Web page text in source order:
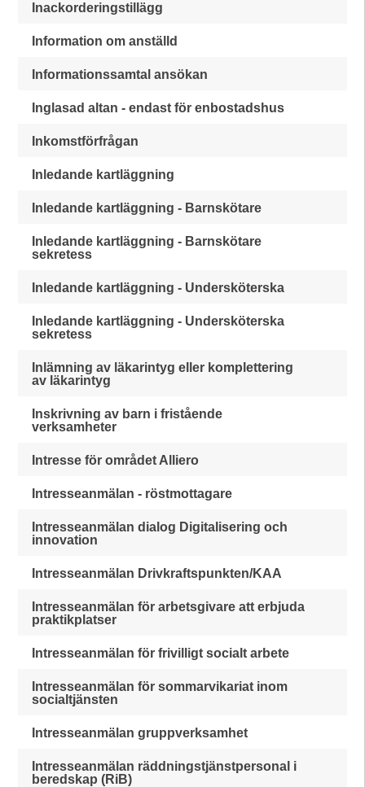
Inackorderingstillägg
Information om anställd
Informationssamtal ansökan
Inglasad altan - endast för enbostadshus
Inkomstförfrågan
Inledande kartläggning
Inledande kartläggning - Barnskötare
Inledande kartläggning - Barnskötare
sekretess
Inledande kartläggning - Undersköterska
Inledande kartläggning - Undersköterska
sekretess
Inlämning av läkarintyg eller komplettering
av läkarintyg
Inskrivning av barn i fristående
verksamheter
Intresse för området Alliero
Intresseanmälan - röstmottagare
Intresseanmälan dialog Digitalisering och
innovation
Intresseanmälan Drivkraftspunkten/KAA
Intresseanmälan för arbetsgivare att erbjuda
praktikplatser
Intresseanmälan för frivilligt socialt arbete
Intresseanmälan för sommarvikariat inom
socialtjänsten
Intresseanmälan gruppverksamhet
Intresseanmälan räddningstjänstpersonal i
beredskap (RiB)